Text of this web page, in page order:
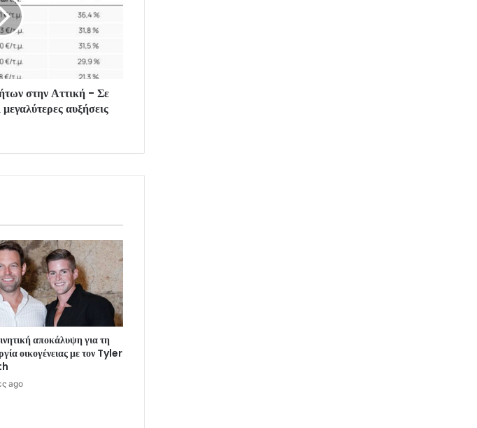
στην Αττική - Σε
αυξήσεις
αποκάλυψη για τη
οικογένειας με τον Tyler
ago